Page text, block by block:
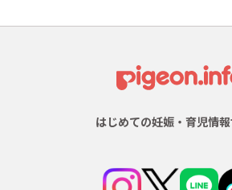
はじめての妊娠・育児情